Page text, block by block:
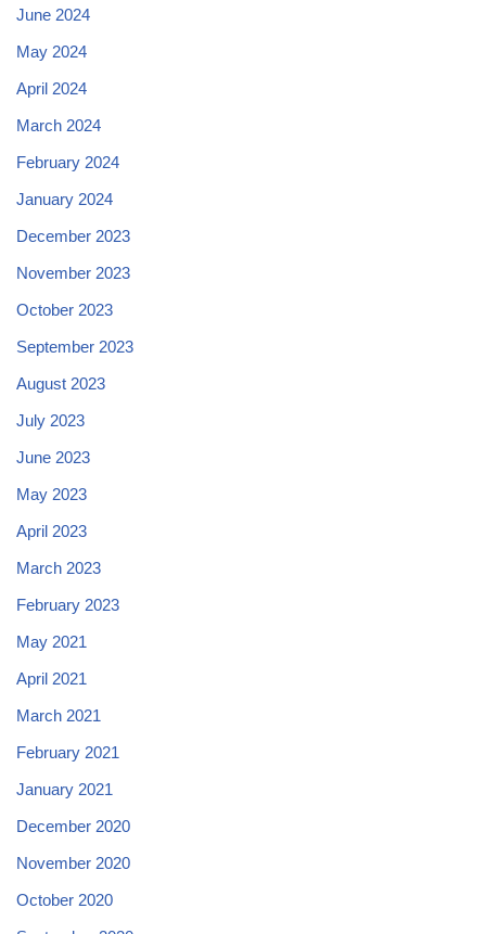
June 2024
May 2024
April 2024
March 2024
February 2024
January 2024
December 2023
November 2023
October 2023
September 2023
August 2023
July 2023
June 2023
May 2023
April 2023
March 2023
February 2023
May 2021
April 2021
March 2021
February 2021
January 2021
December 2020
November 2020
October 2020